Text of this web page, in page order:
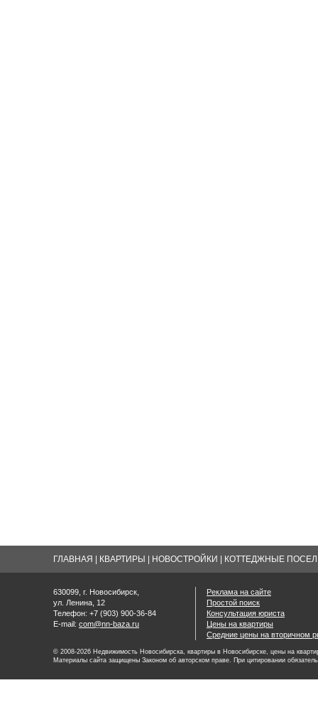
ГЛАВНАЯ КВАРТИРЫ НОВОСТРОЙКИ КОТТЕДЖНЫЕ
630099, г. Новосибирск,
ул. Ленина, 12
Телефон: +7 (903) 900-36-84
E-mail: com@nn-baza.ru
Реклама на сайте
Простой поиск
Консультация юриста
Цены на квартиры
Средние цены на вторичном
© 2008-2026 Недвижимость Новосибирска, квартиры в Новосибирске, цены на
Материалы сайта защищены Законом об авторском праве. При цитировании